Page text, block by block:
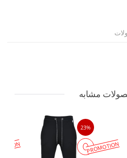
مشابه
23%
PROMOTION